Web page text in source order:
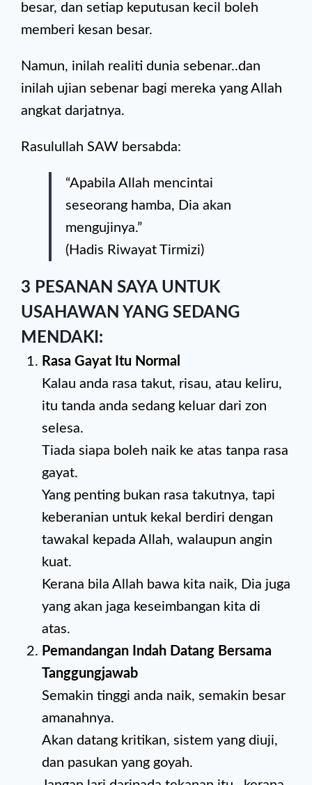
besar, dan setiap keputusan kecil boleh
memberi kesan besar.
Namun, inilah realiti dunia sebenar..dan
inilah ujian sebenar bagi mereka yang Allah
angkat darjatnya.
Rasulullah SAW bersabda:
“Apabila Allah mencintai
seseorang hamba, Dia akan
mengujinya.”
(Hadis Riwayat Tirmizi)
3 PESANAN SAYA UNTUK
USAHAWAN YANG SEDANG
MENDAKI:
Rasa Gayat Itu Normal
Kalau anda rasa takut, risau, atau keliru,
itu tanda anda sedang keluar dari zon
selesa.
Tiada siapa boleh naik ke atas tanpa rasa
gayat.
Yang penting bukan rasa takutnya, tapi
keberanian untuk kekal berdiri dengan
tawakal kepada Allah, walaupun angin
kuat.
Kerana bila Allah bawa kita naik, Dia juga
yang akan jaga keseimbangan kita di
atas.
Pemandangan Indah Datang Bersama
Tanggungjawab
Semakin tinggi anda naik, semakin besar
amanahnya.
Akan datang kritikan, sistem yang diuji,
dan pasukan yang goyah.